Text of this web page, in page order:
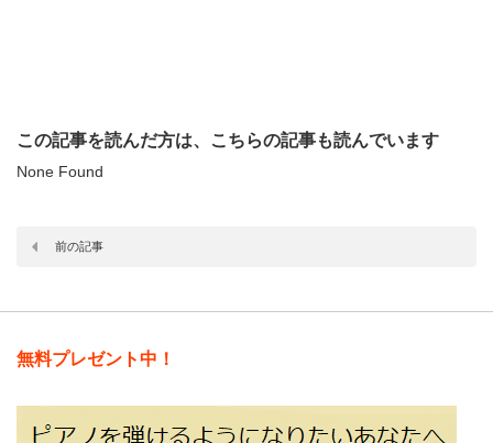
この記事を読んだ方は、こちらの記事も読んでいます
None Found
前の記事
無料プレゼント中！